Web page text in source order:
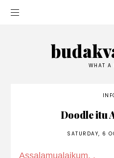
WHAT A
Doodle itu
SATURDAY, 6
Assalamualaikum. .